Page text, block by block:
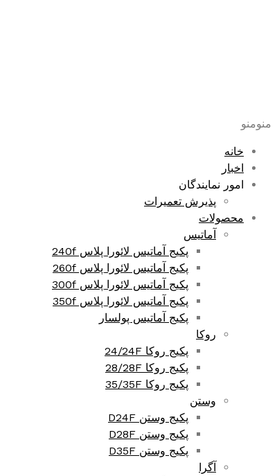
منومنو
خانه
اخبار
امور نمایندگان
پذیرش تعمیرات
محصولات
آماتیس
پکیج آماتیس لائورا پلاس 240f
پکیج آماتیس لائورا پلاس 260f
پکیج آماتیس لائورا پلاس 300f
پکیج آماتیس لائورا پلاس 350f
پکیج آماتیس پولسار
روکا
پکیج روکا 24/24F
پکیج روکا 28/28F
پکیج روکا 35/35F
وستن
پکیج وستن D24F
پکیج وستن D28F
پکیج وستن D35F
آگرا